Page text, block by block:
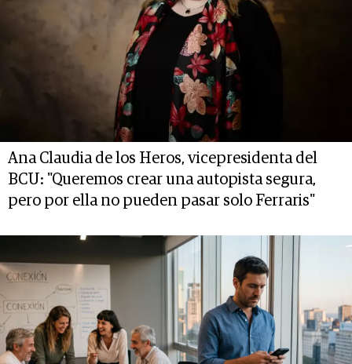
Ana Claudia de los Heros, vicepresidenta del
BCU: "Queremos crear una autopista segura,
pero por ella no pueden pasar solo Ferraris"